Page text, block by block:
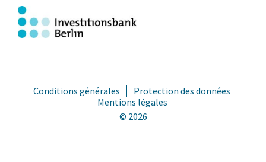
Conditions générales
Protection des données
Mentions légales
© 2026